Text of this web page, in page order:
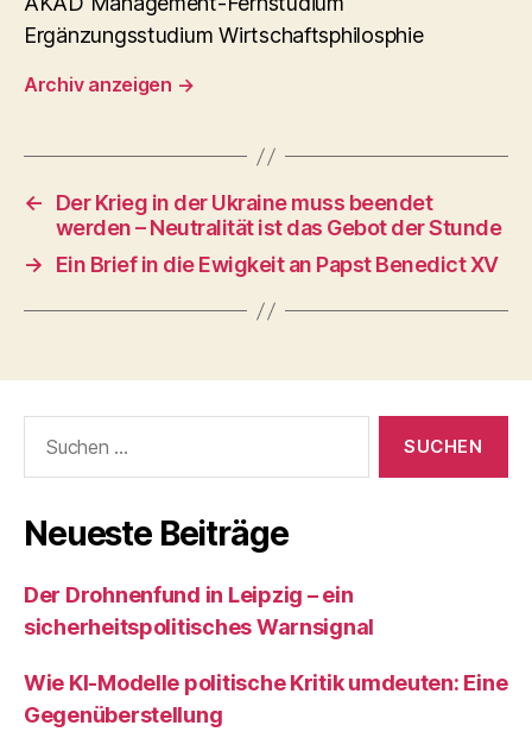
Ergänzungsstudium Wirtschaftsphilosphie
Archiv anzeigen →
←
Der Krieg in der Ukraine muss beendet
werden – Neutralität ist das Gebot der Stunde
→
Ein Brief in die Ewigkeit an Papst Benedict XV
nach:
Neueste Beiträge
Der Drohnenfund in Leipzig – ein
sicherheitspolitisches Warnsignal
Wie KI‑Modelle politische Kritik umdeuten: Eine
Gegenüberstellung